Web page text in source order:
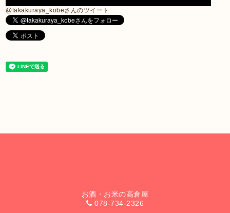
@takakuraya_kobeさんのツイート
お酒・お米の高倉屋
078-734-2326